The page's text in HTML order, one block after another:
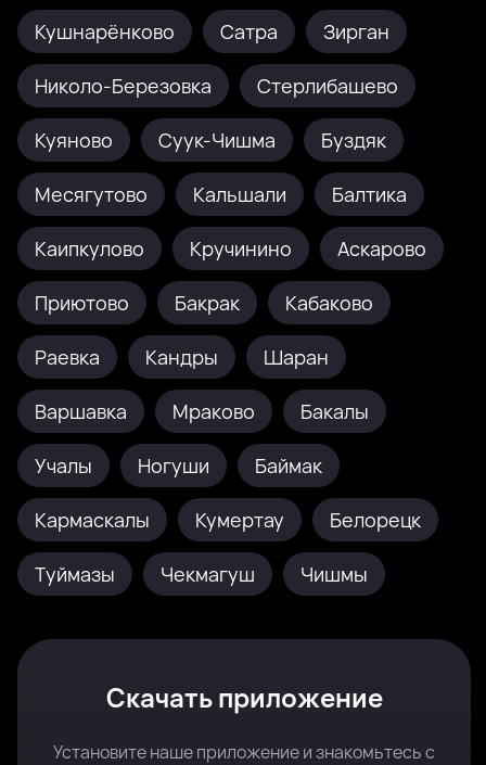
Кушнарёнково Сатра Зирган
Николо-Березовка Стерлибашево
Куяново Суук-Чишма Буздяк
Месягутово Кальшали Балтика
Каипкулово Кручинино Аскарово
Приютово Бакрак Кабаково
Раевка Кандры Шаран
Варшавка Мраково Бакалы
Учалы Ногуши Баймак
Кармаскалы Кумертау Белорецк
Туймазы Чекмагуш Чишмы
Скачать приложение
Установите наше приложение и знакомьтесь с